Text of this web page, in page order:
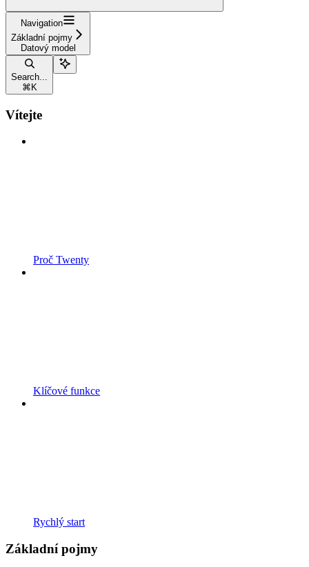
Navigation
Základní pojmy
Datový model
Search...
⌘ K
Vítejte
Proč Twenty
Klíčové funkce
Rychlý start
Základní pojmy